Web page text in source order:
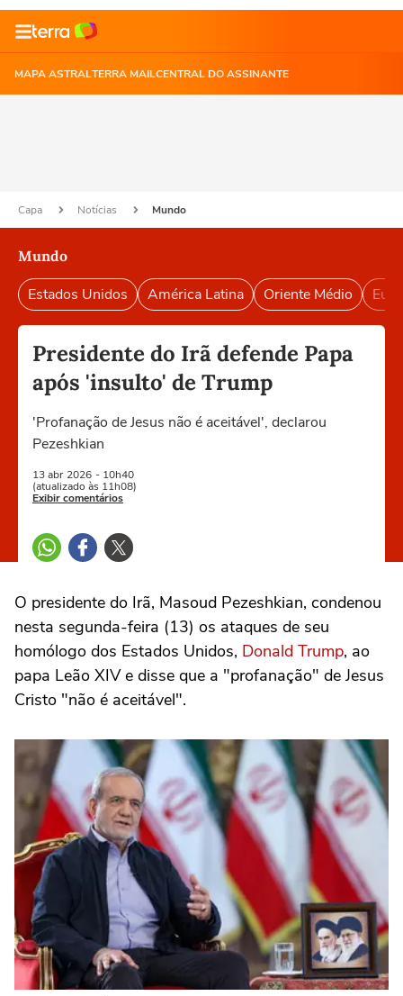
MAPA ASTRALTERRA MAILCENTRAL DO ASSINANTE
Capa Notícias Mundo
Mundo
Estados Unidos América Latina Oriente Médio
Presidente do Irã defende Papa
após 'insulto' de Trump
'Profanação de Jesus não é aceitável', declarou
Pezeshkian
13 abr 2026 - 10h40
(atualizado às 11h08)
Exibir comentários
O presidente do Irã, Masoud Pezeshkian, condenou
nesta segunda-feira (13) os ataques de seu
homólogo dos Estados Unidos, Donald Trump, ao
papa Leão XIV e disse que a "profanação" de Jesus
Cristo "não é aceitável".